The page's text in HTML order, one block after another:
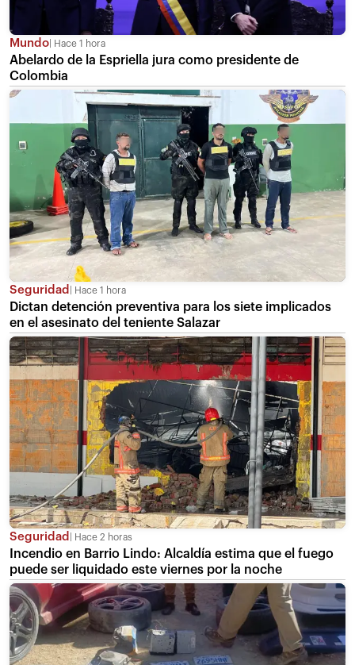
Mundo Hace 1 hora
Abelardo de la Espriella jura como presidente de
Colombia
Seguridad Hace 1 hora
Dictan detención preventiva para los siete implicados
en el asesinato del teniente Salazar
Seguridad Hace 2 horas
Incendio en Barrio Lindo: Alcaldía estima que el fuego
puede ser liquidado este viernes por la noche